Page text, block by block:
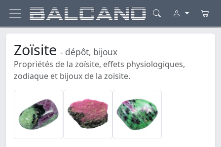
Zoïsite - dépôt, bijoux
Propriétés de la zoïsite, effets physiologiques,
zodiaque et bijoux de la zoïsite.